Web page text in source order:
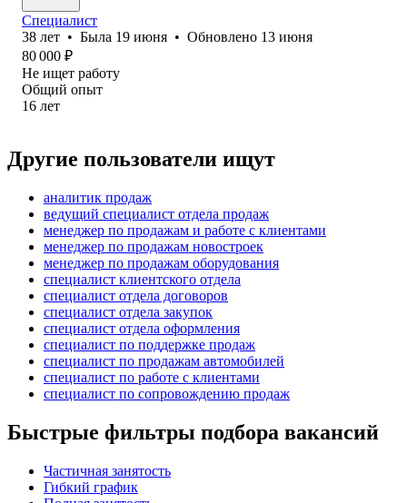
Специалист
38 лет • Была 19 июня • Обновлено 13 июня
80 000 ₽
Не ищет работу
Общий опыт
16 лет
Другие пользователи ищут
аналитик продаж
ведущий специалист отдела продаж
менеджер по продажам и работе с клиентами
менеджер по продажам новостроек
менеджер по продажам оборудования
специалист клиентского отдела
специалист отдела договоров
специалист отдела закупок
специалист отдела оформления
специалист по поддержке продаж
специалист по продажам автомобилей
специалист по работе с клиентами
специалист по сопровождению продаж
Быстрые фильтры подбора вакансий
Частичная занятость
Гибкий график